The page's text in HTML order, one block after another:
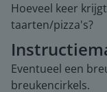
Hoeveel keer
taarten/pizza's?
Eventueel een
breukencirkels.